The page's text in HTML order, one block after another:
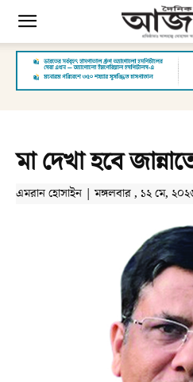
মা দেখা হবে
এমরান হোসাইন | মঙ্গলবার , ১২ মে,